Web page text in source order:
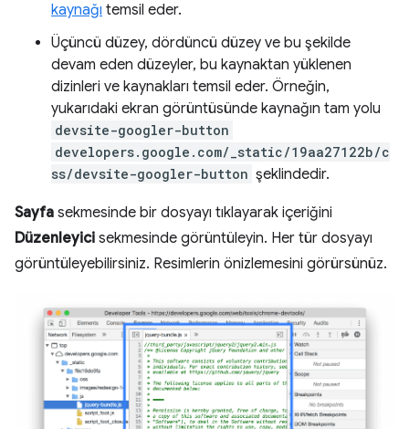
kaynağı temsil eder.
Üçüncü düzey, dördüncü düzey ve bu şekilde
devam eden düzeyler, bu kaynaktan yüklenen
dizinleri ve kaynakları temsil eder. Örneğin,
yukarıdaki ekran görüntüsünde kaynağın tam yolu
devsite-googler-button
developers.google.com/_static/19aa27122b/c
ss/devsite-googler-button şeklindedir.
Sayfa sekmesinde bir dosyayı tıklayarak içeriğini
Düzenleyici sekmesinde görüntüleyin. Her tür dosyayı
görüntüleyebilirsiniz. Resimlerin önizlemesini görürsünüz.